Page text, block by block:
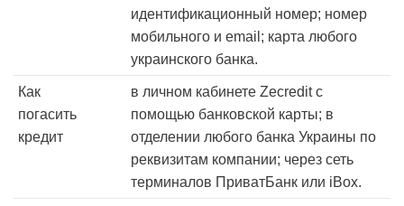
идентификационный номер; номер
мобильного и email; карта любого
украинского банка.
Как
погасить
кредит
в личном кабинете Zecredit с
помощью банковской карты; в
отделении любого банка Украины по
реквизитам компании; через сеть
терминалов ПриватБанк или iBox.